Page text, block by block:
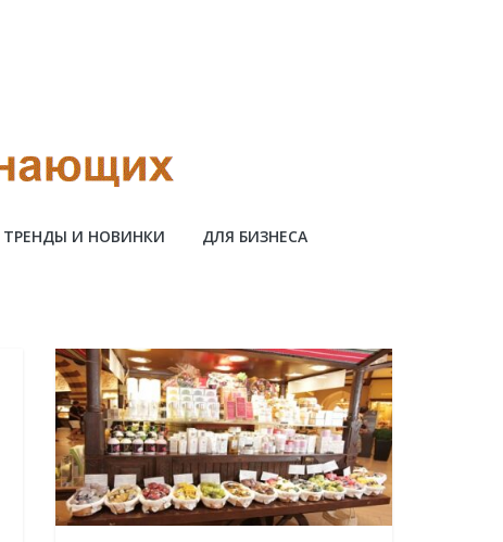
ТРЕНДЫ И НОВИНКИ ДЛЯ БИЗНЕСА